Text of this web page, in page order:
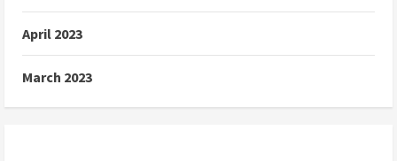
April 2023
March 2023